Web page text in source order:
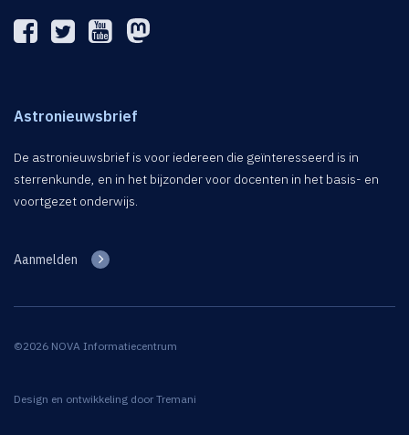
Astronieuwsbrief
De astronieuwsbrief is voor iedereen die geïnteresseerd is in
sterrenkunde, en in het bijzonder voor docenten in het basis- en
voortgezet onderwijs.
Aanmelden
©2026 NOVA Informatiecentrum
Design en ontwikkeling door Tremani